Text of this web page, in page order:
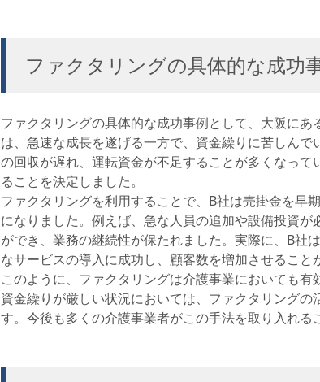
ファクタリングの具体的な成功
ファクタリングの具体的な成功事例として、大阪に
は、急速な成長を遂げる一方で、資金繰りに苦しん
の回収が遅れ、運転資金が不足することが多くなっ
ることを決定しました。
ファクタリングを利用することで、B社は売掛金を早
になりました。例えば、急な人員の追加や設備投資
ができ、業務の継続性が保たれました。実際に、B社
なサービスの導入に成功し、顧客数を増加させること
このように、ファクタリングは介護事業においても有
資金繰りが厳しい状況においては、ファクタリング
す。今後も多くの介護事業者がこの手法を取り入れる